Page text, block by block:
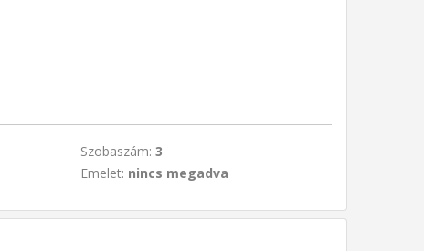
Szobaszám: 3
Emelet: nincs megadva